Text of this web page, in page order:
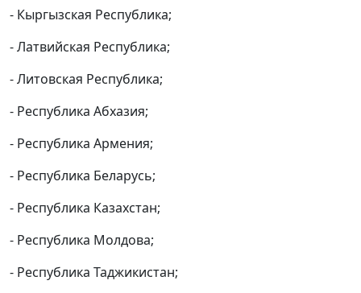
- Кыргызская Республика;
- Латвийская Республика;
- Литовская Республика;
- Республика Абхазия;
- Республика Армения;
- Республика Беларусь;
- Республика Казахстан;
- Республика Молдова;
- Республика Таджикистан;